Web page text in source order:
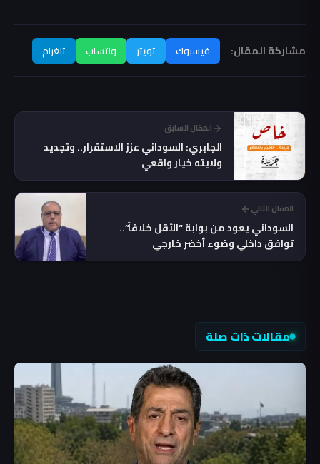
مشاركة المقال: فيسبوك تويتر واتساب تلغرام
المقال السابق
الجابري: السوداني عزز الاستقرار.. وتجديد
ولايته خيار واقعي
المقال التالي
السوداني يعود من بوابة “الأقل خلافاً”..
توافق داخلي وضوء أخضر خارجي
مقالات ذات صلة